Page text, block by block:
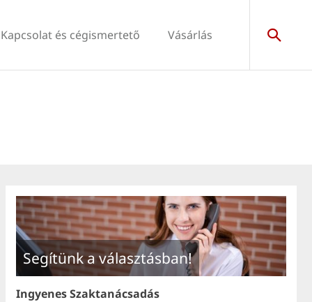
Kapcsolat és cégismertető Vásárlás
Segítünk a választásban!
Ingyenes Szaktanácsadás